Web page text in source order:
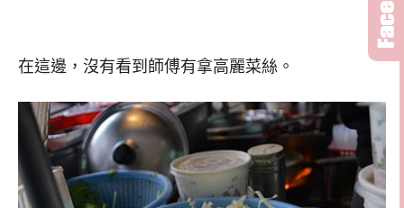
在這邊，沒有看到師傅有拿高麗菜絲。